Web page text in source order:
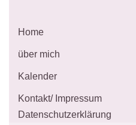
Home
über mich
Kalender
Kontakt/ Impressum
Datenschutzerklärung